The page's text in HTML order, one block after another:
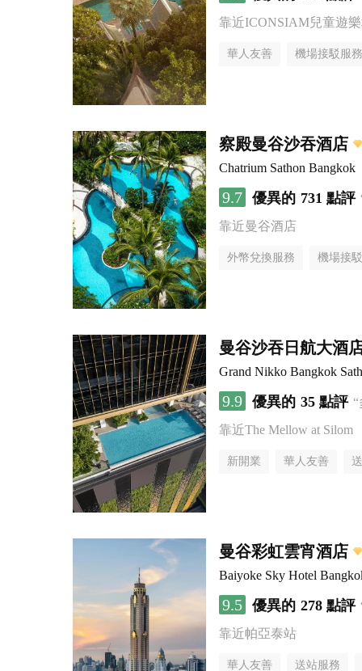
靠近ICONSIAM兒童遊
華人友善 機場接駁服務
察殿曼谷沙吞酒店
Chatrium Sathon Bangkok
9.7 優異的 731 點評
靠近曼谷酒店
外幣兌換服務 機場接
曼谷沙吞日航大酒
Grand Nikko Bangkok
9.9 優異的 35 點評
靠近The Mellow at Silom
新開業 華人友善
曼谷彩虹雲宵酒店
Baiyoke Sky Hotel
9.5 優異的 278 點評
靠近帕亞泰站
華人友善 送站服務